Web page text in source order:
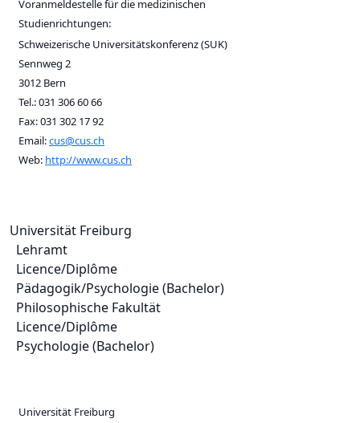
Voranmeldestelle für die medizinischen
Studienrichtungen:
Schweizerische Universitätskonferenz (SUK)
Sennweg 2
3012 Bern
Tel.: 031 306 60 66
Fax: 031 302 17 92
Email:cus@cus.ch
Web: http://www.cus.ch
Universität Freiburg
Lehramt
Licence/Diplôme
Pädagogik/Psychologie (Bachelor)
Philosophische Fakultät
Licence/Diplôme
Psychologie (Bachelor)
Universität Freiburg